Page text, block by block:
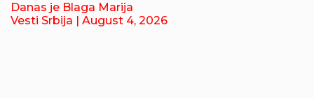
Danas je Blaga Marija
Vesti Srbija | August 4, 2026